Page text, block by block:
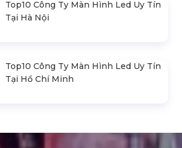
Loa Sân Khấu Promax Pl212Ar (2020)
Sàn Sân Khấu Di Động
Tại Hà Nội